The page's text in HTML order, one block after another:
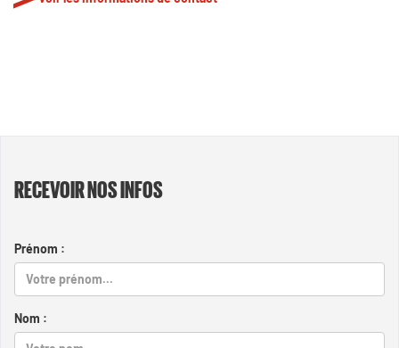
RECEVOIR NOS INFOS
Prénom :
Nom :